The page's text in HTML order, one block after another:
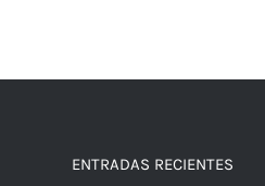
ENTRADAS RECIENTES